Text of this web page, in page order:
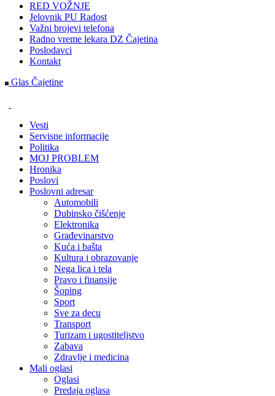
RED VOŽNJE
Jelovnik PU Radost
Važni brojevi telefona
Radno vreme lekara DZ Čajetina
Poslodavci
Kontakt
Glas Čajetine
Vesti
Servisne informacije
Politika
MOJ PROBLEM
Hronika
Poslovi
Poslovni adresar
Automobili
Dubinsko čišćenje
Elektronika
Građevinarstvo
Kuća i bašta
Kultura i obrazovanje
Nega lica i tela
Pravo i finansije
Šoping
Sport
Sve za decu
Transport
Turizam i ugostiteljstvo
Zabava
Zdravlje i medicina
Mali oglasi
Oglasi
Predaja oglasa